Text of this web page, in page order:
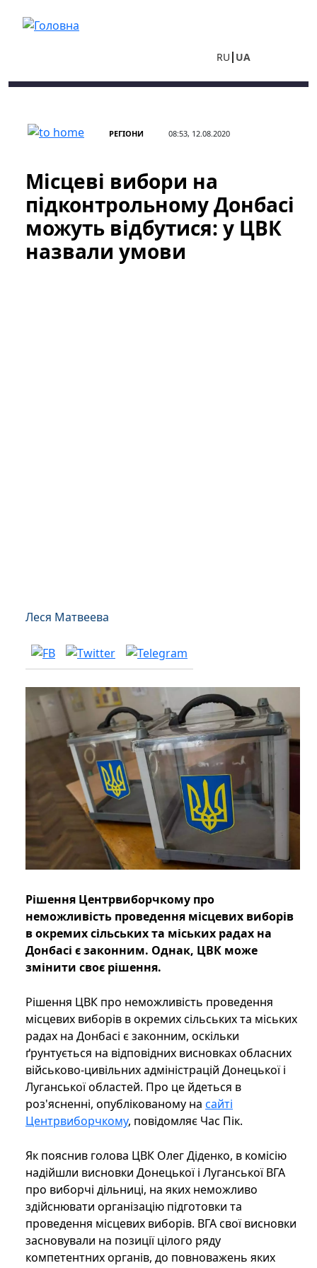
RU UA
РЕГІОНИ 08:53, 12.08.2020
Місцеві вибори на
підконтрольному Донбасі
можуть відбутися: у ЦВК
назвали умови
Леся Матвеева
Рішення Центрвиборчкому про
неможливість проведення місцевих виборів
в окремих сільських та міських радах на
Донбасі є законним. Однак, ЦВК може
змінити своє рішення.
Рішення ЦВК про неможливість проведення
місцевих виборів в окремих сільських та міських
радах на Донбасі є законним, оскільки
ґрунтується на відповідних висновках обласних
військово-цивільних адміністрацій Донецької і
Луганської областей. Про це йдеться в
роз'ясненні, опублікованому на сайті
Центрвиборчкому, повідомляє Час Пік.
Як пояснив голова ЦВК Олег Діденко, в комісію
надійшли висновки Донецької і Луганської ВГА
про виборчі дільниці, на яких неможливо
здійснювати організацію підготовки та
проведення місцевих виборів. ВГА свої висновки
засновували на позиції цілого ряду
компетентних органів, до повноважень яких